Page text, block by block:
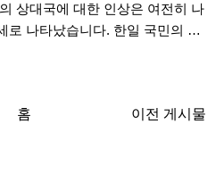
상대국에 대한 인상은 여전히 나
로 나타났습니다. 한일 국민의 …
이전 게시물
홈